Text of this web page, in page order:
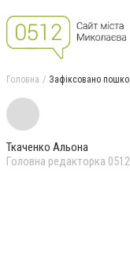
Головна Зафіксовано
Ткаченко Альона
Головна редакторка